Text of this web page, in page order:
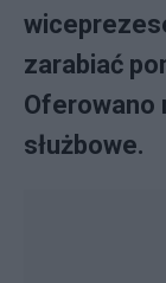
zarabiać
Oferowano
służbowe.